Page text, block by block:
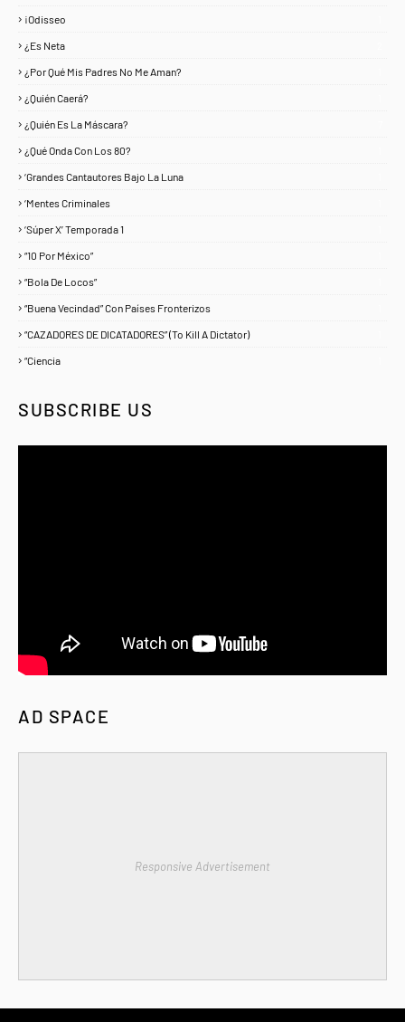
¡Odisseo
¿Es Neta
¿Por Qué Mis Padres No Me Aman?
¿Quién Caerá?
¿Quién Es La Máscara?
¿Qué Onda Con Los 80?
‘Grandes Cantautores Bajo La Luna
‘Mentes Criminales
‘Súper X’ Temporada 1
“10 Por México”
“Bola De Locos”
“Buena Vecindad” Con Países Fronterizos
“CAZADORES DE DICATADORES” (To Kill A Dictator)
“Ciencia
SUBSCRIBE US
AD SPACE
Responsive Advertisement